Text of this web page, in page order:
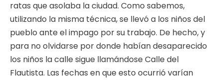
ratas que asolaba la ciudad. Como sabemos,
utilizando la misma técnica, se llevó a los niños del
pueblo ante el impago por su trabajo. De hecho, y
para no olvidarse por donde habían desaparecido
los niños la calle sigue llamándose Calle del
Flautista. Las fechas en que esto ocurrió varían